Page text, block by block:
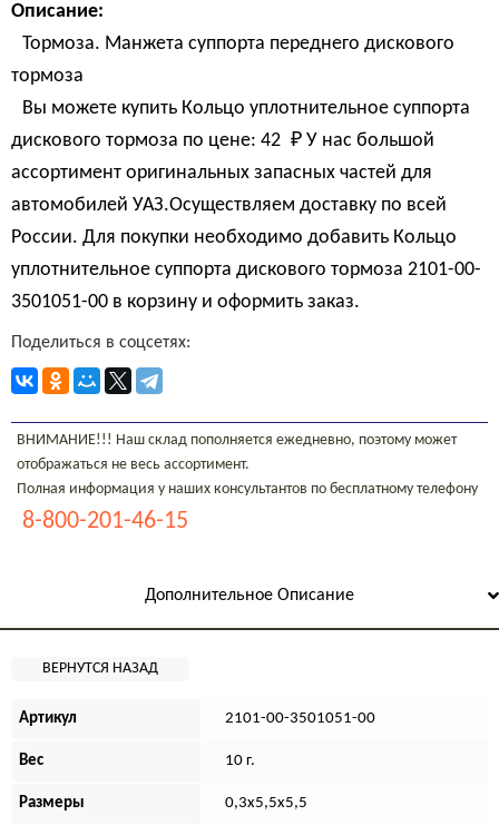
Описание:
Тормоза. Манжета суппорта переднего дискового
тормоза
Вы можете купить Кольцо уплотнительное суппорта
дискового тормоза по цене: 42 ₽ У нас большой
ассортимент оригинальных запасных частей для
автомобилей УАЗ.Осуществляем доставку по всей
России. Для покупки необходимо добавить Кольцо
уплотнительное суппорта дискового тормоза 2101-00-
3501051-00 в корзину и оформить заказ.
Поделиться в соцсетях:
ВНИМАНИЕ!!! Наш склад пополняется ежедневно, поэтому может
отображаться не весь ассортимент.
Полная информация у наших консультантов по бесплатному телефону
8-800-201-46-15
Дополнительное Описание
Артикул 2101-00-3501051-00
Вес 10 г.
Размеры 0,3х5,5х5,5